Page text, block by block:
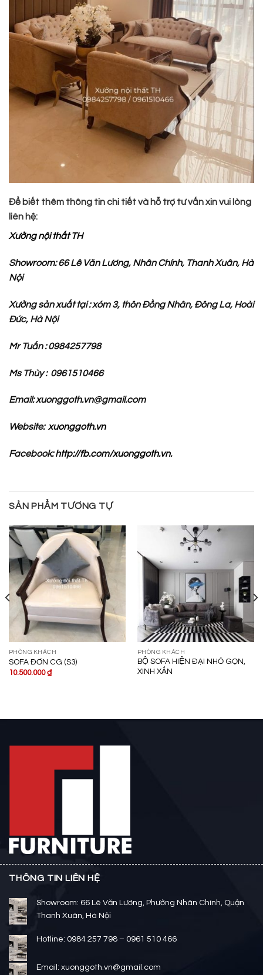
Để biết thêm thông tin chi tiết và hỗ trợ tư vấn xin vui lòng
liên hệ:
Xưởng nội thất TH
Showroom: 66 Lê Văn Lương, Nhân Chính, Thanh Xuân, Hà
Nội
Xưởng sản xuất tại : xóm 3, thôn Đồng Nhân, Đông La, Hoài
Đức, Hà Nội
Mr Tuấn : 0984257798
Ms Thùy : 0961510466
Email: xuonggoth.vn@gmail.com
Website: xuonggoth.vn
Facebook:http://fb.com/xuonggoth.vn.
SẢN PHẨM TƯƠNG TỰ
PHÒNG KHÁCH
SOFA ĐƠN CG (S3)
10.500.000₫
PHÒNG KHÁCH
BỘ SOFA HIỆN ĐẠI NHỎ GỌN,
XINH XẮN
THÔNG TIN LIÊN HỆ
Showroom: 66 Lê Văn Lương, Phường Nhân Chính, Quận
Thanh Xuân, Hà Nội
Hotline: 0984 257 798 – 0961 510 466
Email: xuonggoth.vn@gmail.com